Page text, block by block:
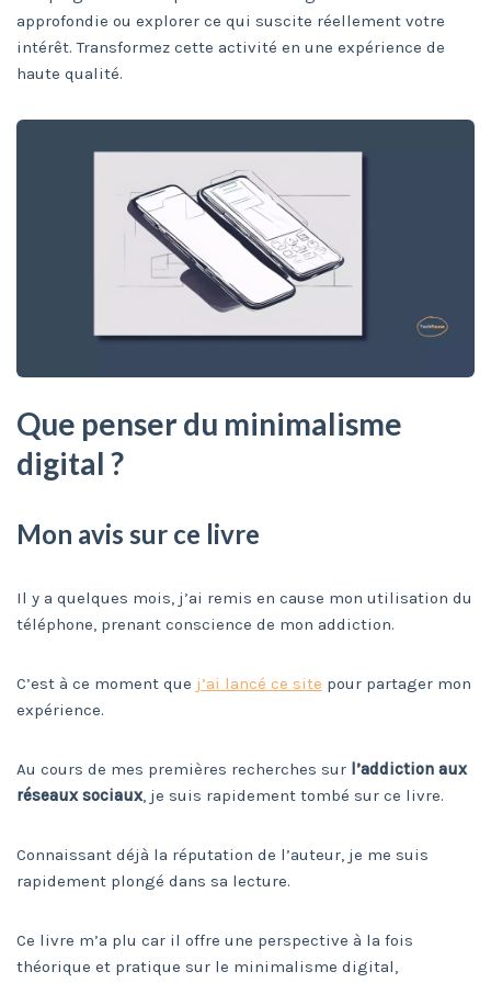
approfondie ou explorer ce qui suscite réellement votre
intérêt. Transformez cette activité en une expérience de
haute qualité.
Que penser du minimalisme
digital ?
Mon avis sur ce livre
Il y a quelques mois, j’ai remis en cause mon utilisation du
téléphone, prenant conscience de mon addiction.
C’est à ce moment que j’ai lancé ce site pour partager mon
expérience.
Au cours de mes premières recherches sur l’addiction aux
réseaux sociaux, je suis rapidement tombé sur ce livre.
Connaissant déjà la réputation de l’auteur, je me suis
rapidement plongé dans sa lecture.
Ce livre m’a plu car il offre une perspective à la fois
théorique et pratique sur le minimalisme digital,